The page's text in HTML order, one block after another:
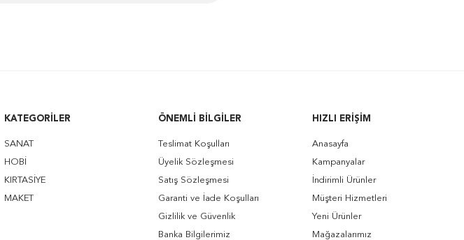
KATEGORILER
SANAT
HOBİ
KIRTASİYE
MAKET
ÖNEMLI BILGILER
Teslimat Koşulları
Üyelik Sözleşmesi
Satış Sözleşmesi
Garanti ve İade Koşulları
Gizlilik ve Güvenlik
Banka Bilgilerimiz
HIZLI ERIŞIM
Anasayfa
Kampanyalar
İndirimli Ürünler
Müşteri Hizmetleri
Yeni Ürünler
Mağazalarımız